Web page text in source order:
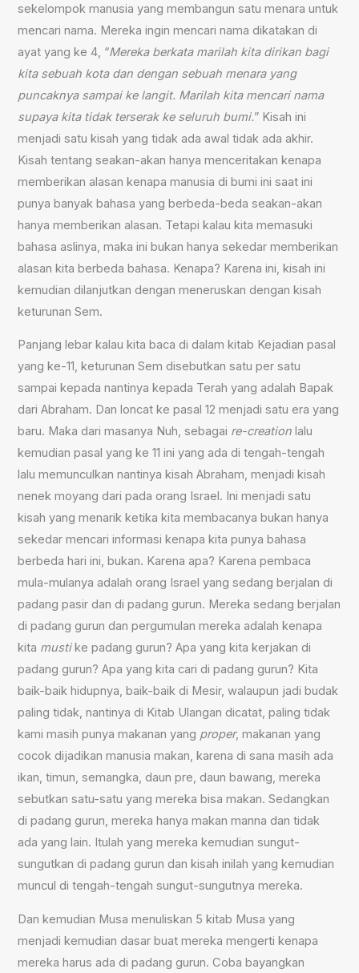
sekelompok manusia yang membangun satu menara untuk
mencari nama. Mereka ingin mencari nama dikatakan di
ayat yang ke 4, “Mereka berkata marilah kita dirikan bagi
kita sebuah kota dan dengan sebuah menara yang
puncaknya sampai ke langit. Marilah kita mencari nama
supaya kita tidak terserak ke seluruh bumi.” Kisah ini
menjadi satu kisah yang tidak ada awal tidak ada akhir.
Kisah tentang seakan-akan hanya menceritakan kenapa
memberikan alasan kenapa manusia di bumi ini saat ini
punya banyak bahasa yang berbeda-beda seakan-akan
hanya memberikan alasan. Tetapi kalau kita memasuki
bahasa aslinya, maka ini bukan hanya sekedar memberikan
alasan kita berbeda bahasa. Kenapa? Karena ini, kisah ini
kemudian dilanjutkan dengan meneruskan dengan kisah
keturunan Sem.
Panjang lebar kalau kita baca di dalam kitab Kejadian pasal
yang ke-11, keturunan Sem disebutkan satu per satu
sampai kepada nantinya kepada Terah yang adalah Bapak
dari Abraham. Dan loncat ke pasal 12 menjadi satu era yang
baru. Maka dari masanya Nuh, sebagai re-creation lalu
kemudian pasal yang ke 11 ini yang ada di tengah-tengah
lalu memunculkan nantinya kisah Abraham, menjadi kisah
nenek moyang dari pada orang Israel. Ini menjadi satu
kisah yang menarik ketika kita membacanya bukan hanya
sekedar mencari informasi kenapa kita punya bahasa
berbeda hari ini, bukan. Karena apa? Karena pembaca
mula-mulanya adalah orang Israel yang sedang berjalan di
padang pasir dan di padang gurun. Mereka sedang berjalan
di padang gurun dan pergumulan mereka adalah kenapa
kita mustike padang gurun? Apa yang kita kerjakan di
padang gurun? Apa yang kita cari di padang gurun? Kita
baik-baik hidupnya, baik-baik di Mesir, walaupun jadi budak
paling tidak, nantinya di Kitab Ulangan dicatat, paling tidak
kami masih punya makanan yang proper, makanan yang
cocok dijadikan manusia makan, karena di sana masih ada
ikan, timun, semangka, daun pre, daun bawang, mereka
sebutkan satu-satu yang mereka bisa makan. Sedangkan
di padang gurun, mereka hanya makan manna dan tidak
ada yang lain. Itulah yang mereka kemudian sungut-
sungutkan di padang gurun dan kisah inilah yang kemudian
muncul di tengah-tengah sungut-sungutnya mereka.
Dan kemudian Musa menuliskan 5 kitab Musa yang
menjadi kemudian dasar buat mereka mengerti kenapa
mereka harus ada di padang gurun. Coba bayangkan